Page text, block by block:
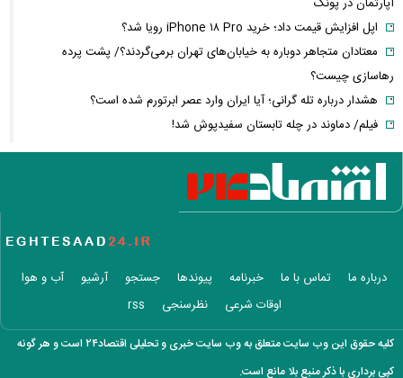
اپل افزایش قیمت داد؛ خرید iPhone ۱۸ Pro رویا شد؟
معتادان متجاهر دوباره به خیابان‌های تهران برمی‌گردند؟/ پشت پرده
رهاسازی چیست؟
هشدار درباره تله گرانی؛ آیا ایران وارد عصر ابرتورم شده است؟
فیلم/ دماوند در چله تابستان سفیدپوش شد!
قتل دردناک قهرمان MMA در اتوبان همت
هشدار ظریف درباره مذاکرات ایران و آمریکا؛ چرا اروپا را نمی‌توان حذف کرد؟
پیمان مکه و معادلات جدید منطقه؛ جنگ ایران چگونه معماری امنیتی
سهم ایران از نفت و گاز خزر چقدر است؟/ ماجرای کنوانسیونی که جنجال به پا
کرد
گواهینامه موتور برای زنان از چه زمانی صادر می‌شود؟ + آخرین خبر و جزئیات
فیلم/بهاره رهنما راز ماندگاری هدیه تهرانی را لو داد
پشت پرده افتتاح مخفیانه باغ‌وحش انزلی؛ مجموعه‌ای که محیط‌زیست آن را
غیرقانونی می‌داند
درباره ما تماس با ما خبرنامه پیوندها جستجو آرشیو
آب و هوا
اوقات شرعی
نظرسنجی rss
کلیه حقوق این وب سایت متعلق به وب سایت خبری و تحلیلی اقتصاد۲۴ است و هر گونه
کپی برداری با ذکر منبع بلا مانع است.